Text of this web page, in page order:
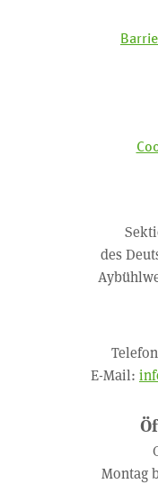
des
E-Mail:
Montag